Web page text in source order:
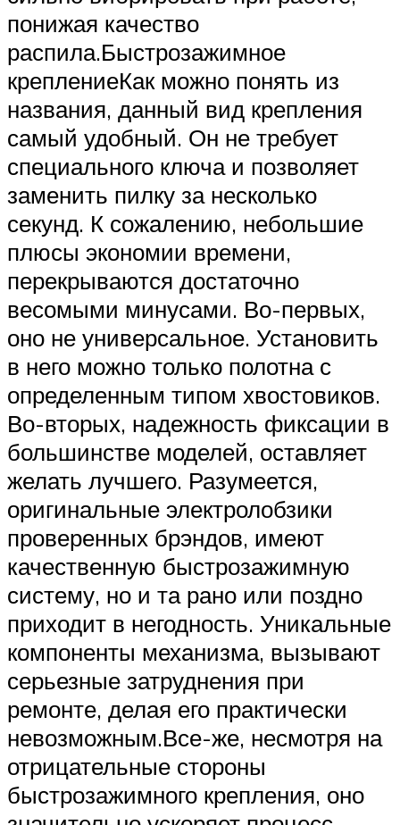
понижая качество
распила.Быстрозажимное
креплениеКак можно понять из
названия, данный вид крепления
самый удобный. Он не требует
специального ключа и позволяет
заменить пилку за несколько
секунд. К сожалению, небольшие
плюсы экономии времени,
перекрываются достаточно
весомыми минусами. Во-первых,
оно не универсальное. Установить
в него можно только полотна с
определенным типом хвостовиков.
Во-вторых, надежность фиксации в
большинстве моделей, оставляет
желать лучшего. Разумеется,
оригинальные электролобзики
проверенных брэндов, имеют
качественную быстрозажимную
систему, но и та рано или поздно
приходит в негодность. Уникальные
компоненты механизма, вызывают
серьезные затруднения при
ремонте, делая его практически
невозможным.Все-же, несмотря на
отрицательные стороны
быстрозажимного крепления, оно